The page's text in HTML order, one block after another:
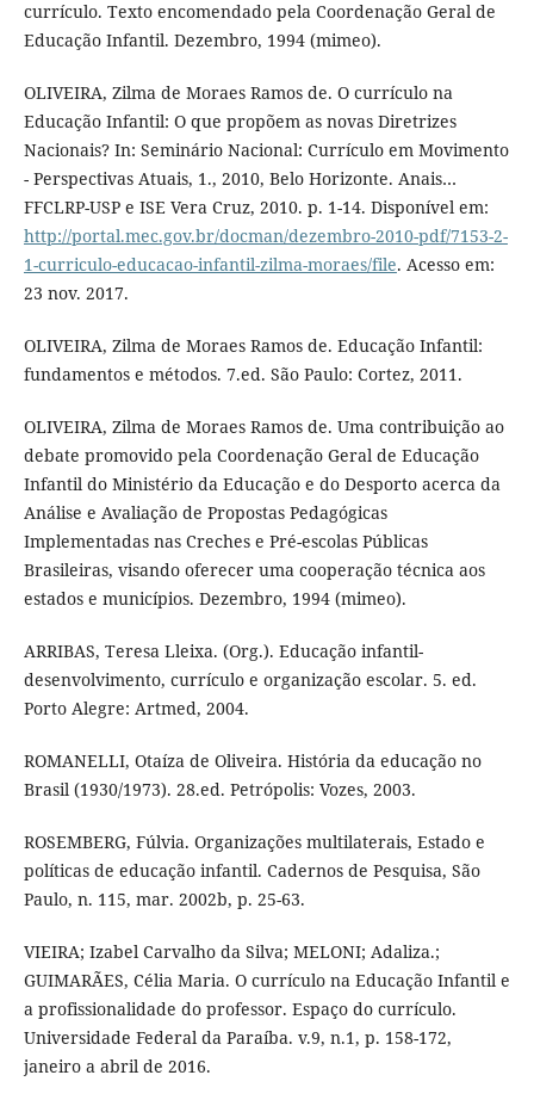
currículo. Texto encomendado pela Coordenação Geral de
Educação Infantil. Dezembro, 1994 (mimeo).
OLIVEIRA, Zilma de Moraes Ramos de. O currículo na
Educação Infantil: O que propõem as novas Diretrizes
Nacionais? In: Seminário Nacional: Currículo em Movimento
- Perspectivas Atuais, 1., 2010, Belo Horizonte. Anais…
FFCLRP-USP e ISE Vera Cruz, 2010. p. 1-14. Disponível em:
http://portal.mec.gov.br/docman/dezembro-2010-pdf/7153-2-
1-curriculo-educacao-infantil-zilma-moraes/file. Acesso em:
23 nov. 2017.
OLIVEIRA, Zilma de Moraes Ramos de. Educação Infantil:
fundamentos e métodos. 7.ed. São Paulo: Cortez, 2011.
OLIVEIRA, Zilma de Moraes Ramos de. Uma contribuição ao
debate promovido pela Coordenação Geral de Educação
Infantil do Ministério da Educação e do Desporto acerca da
Análise e Avaliação de Propostas Pedagógicas
Implementadas nas Creches e Pré-escolas Públicas
Brasileiras, visando oferecer uma cooperação técnica aos
estados e municípios. Dezembro, 1994 (mimeo).
ARRIBAS, Teresa Lleixa. (Org.). Educação infantil-
desenvolvimento, currículo e organização escolar. 5. ed.
Porto Alegre: Artmed, 2004.
ROMANELLI, Otaíza de Oliveira. História da educação no
Brasil (1930/1973). 28.ed. Petrópolis: Vozes, 2003.
ROSEMBERG, Fúlvia. Organizações multilaterais, Estado e
políticas de educação infantil. Cadernos de Pesquisa, São
Paulo, n. 115, mar. 2002b, p. 25-63.
VIEIRA; Izabel Carvalho da Silva; MELONI; Adaliza.;
GUIMARÃES, Célia Maria. O currículo na Educação Infantil e
a profissionalidade do professor. Espaço do currículo.
Universidade Federal da Paraíba. v.9, n.1, p. 158-172,
janeiro a abril de 2016.